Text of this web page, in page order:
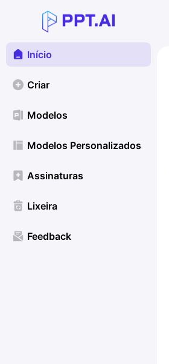
Início
Criar
Modelos
Modelos Personalizados
Assinaturas
Lixeira
Feedback